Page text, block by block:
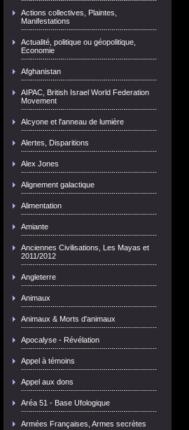
Actions collectives, Plaintes,
Manifestations
Actualité, politique ou géopolitique,
Economie
Afghanistan
AIPAC, British Israel World Federation
Movement
Alcyone et l'anneau de lumière
Alertes, Disparitions
Alex Jones
Alignement galactique
Alimentation
Amiante
Anciennes Civilisations, Les Mayas et
2011/2012
Angleterre
Animaux
Animaux & Morts d'animaux
Apocalyse - Révélation
Appel à témoins
Appel aux dons
Aréa 51 - Base Ufologique
Armées Françaises, Armes secrètes